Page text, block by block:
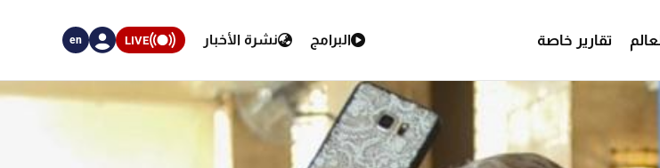
تقارير خاصة البرامج نشرة الأخبار LIVE
en